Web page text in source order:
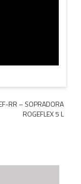
RR – SOPRADORA
ROGEFLEX 5 L